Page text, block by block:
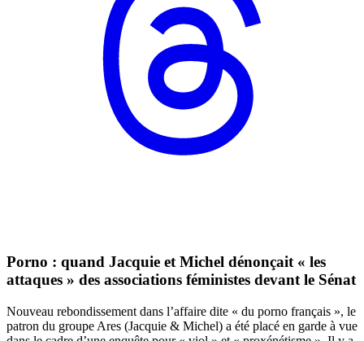
Porno : quand Jacquie et Michel dénonçait « les
attaques » des associations féministes devant le Sénat
Nouveau rebondissement dans l’affaire dite « du porno français », le
patron du groupe Ares (Jacquie & Michel) a été placé en garde à vue